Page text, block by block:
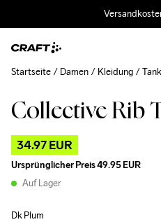
Collective Rib
34.97 EUR
Ursprünglicher Preis49.95 EUR
Auf Lager
Dk Plum
Startseite Damen Kleidung
Outlet